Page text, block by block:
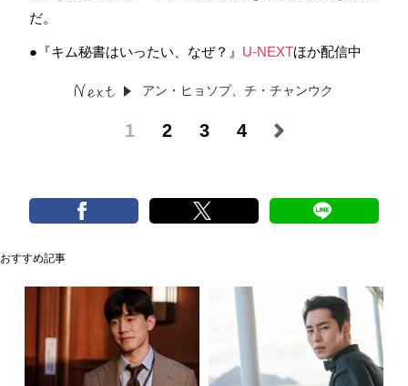
だ。
●『キム秘書はいったい、なぜ？』 U-NEXTほか配信中
アン・ヒョソプ、チ・チャンウク
1 2 3 4
おすすめ記事